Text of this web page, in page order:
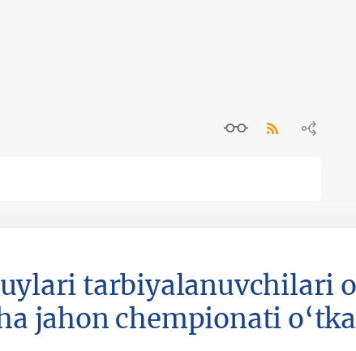
tarbiyalanuvchilari
jahon chempionati